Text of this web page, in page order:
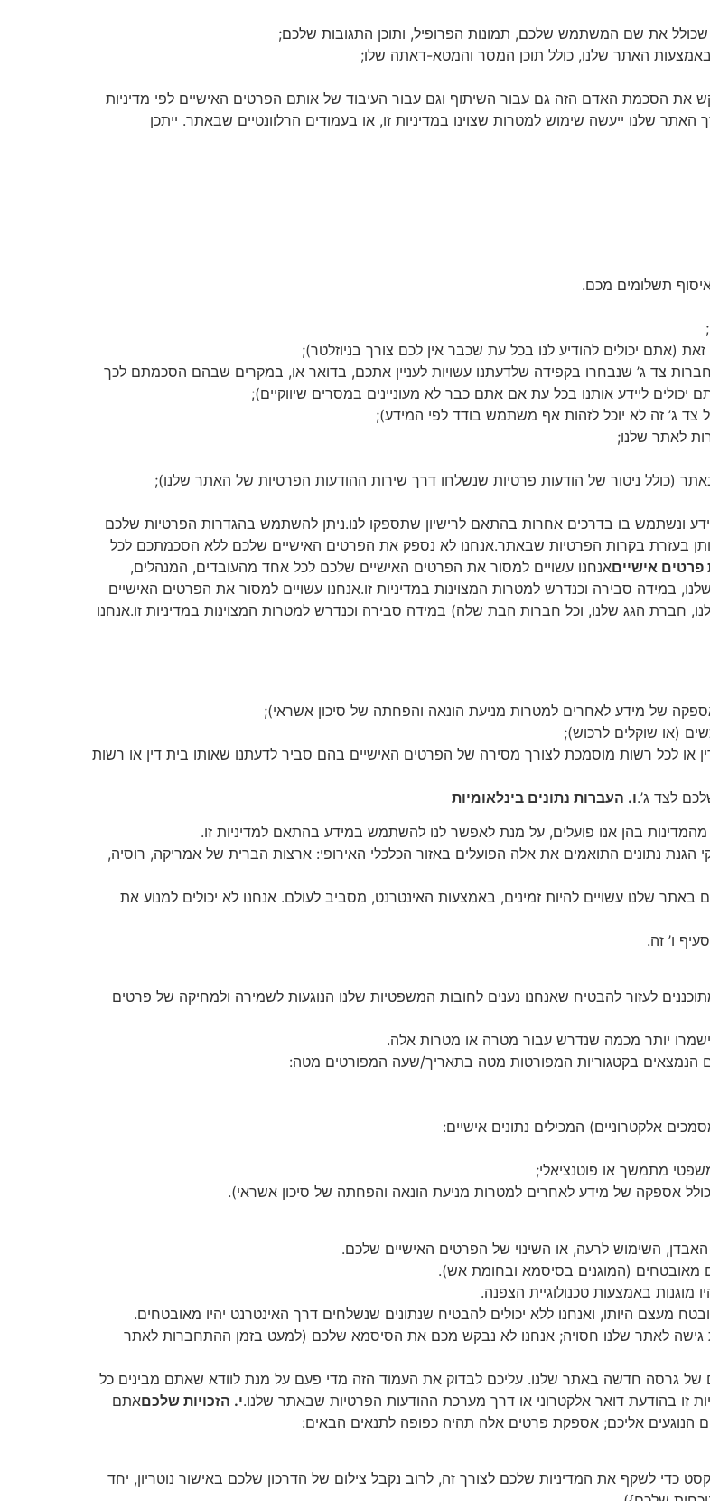
את שם המשתמש שלכם, תמונות הפרופיל, ותוכן התגובות שלכם;
האתר שלנו, כולל תוכן המסר והמטא-דאתה שלו;
הסכמת האדם הזה גם עבור השיתוף וגם עבור העיבוד של אותם הפרטים האישיים לפי מדיניות
שלנו ייעשה שימוש למטרות שצוינו במדיניות זו, או בעמודים הרלוונטיים שבאתר. ייתכן
תשלומים מכם.
(אתם יכולים להודיע לנו בכל עת שכבר אין לכם צורך בניוזלטר);
צד ג’ שנבחרו בקפידה שלדעתנו עשויות לעניין אתכם, בדואר או, במקרים שבהם הסכמתם לכך
יכולים ליידע אותנו בכל עת אם אתם כבר לא מעוניינים במסרים שיווקיים);
ג’ זה לא יוכל לזהות אף משתמש בודד לפי המידע);
לאתר שלנו;
(כולל ניטור של הודעות פרטיות שנשלחו דרך שירות ההודעות הפרטיות של האתר שלנו);
ונשתמש בו בדרכים אחרות בהתאם לרישיון שתספקו לנו.ניתן להשתמש בהגדרות הפרטיות שלכם
בעזרת בקרות הפרטיות שבאתר.אנחנו לא נספק את הפרטים האישיים שלכם ללא הסכמתכם לכל
אישייםאנחנו עשויים למסור את הפרטים האישיים שלכם לכל אחד מהעובדים, המנהלים,
במידה סבירה וכנדרש למטרות המצוינות במדיניות זו.אנחנו עשויים למסור את הפרטים האישיים
הגג שלנו, וכל חברות הבת שלה) במידה סבירה וכנדרש למטרות המצוינות במדיניות זו.אנחנו
של מידע לאחרים למטרות מניעת הונאה והפחתה של סיכון אשראי);
(או שוקלים לרכוש);
או לכל רשות מוסמכת לצורך מסירה של הפרטים האישיים בהם סביר לדעתנו שאותו בית דין או רשות
לצד ג’.ו. העברות נתונים בינלאומיות
מהמדינות בהן אנו פועלים, על מנת לאפשר לנו להשתמש במידע בהתאם למדיניות זו.
הגנת נתונים התואמים את אלה הפועלים באזור הכלכלי האירופי: ארצות הברית של אמריקה, רוסיה,
שלנו עשויים להיות זמינים, באמצעות האינטרנט, מסביב לעולם. אנחנו לא יכולים למנוע את
ו’ זה.
לעזור להבטיח שאנחנו נענים לחובות המשפטיות שלנו הנוגעות לשמירה ולמחיקה של פרטים
יותר מכמה שנדרש עבור מטרה או מטרות אלה.
אלקטרוניים) המכילים נתונים אישיים:
מתמשך או פוטנציאלי;
אספקה של מידע לאחרים למטרות מניעת הונאה והפחתה של סיכון אשראי).
האבדן, השימוש לרעה, או השינוי של הפרטים האישיים שלכם.
(המוגנים בסיסמא ובחומת אש).
באמצעות טכנולוגיית הצפנה.
מעצם היותו, ואנחנו ללא יכולים להבטיח שנתונים שנשלחים דרך האינטרנט יהיו מאובטחים.
לאתר שלנו חסויה; אנחנו לא נבקש מכם את הסיסמא שלכם (למעט בזמן ההתחברות לאתר
של גרסה חדשה באתר שלנו. עליכם לבדוק את העמוד הזה מדי פעם על מנת לוודא שאתם מבינים כל
זו בהודעת דואר אלקטרוני או דרך מערכת ההודעות הפרטיות שבאתר שלנו.י. הזכויות שלכםאתם
הנוגעים אליכם; אספקת פרטים אלה תהיה כפופה לתנאים הבאים:
לשקף את המדיניות שלכם לצורך זה, לרוב נקבל צילום של הדרכון שלכם באישור נוטריון, יחד